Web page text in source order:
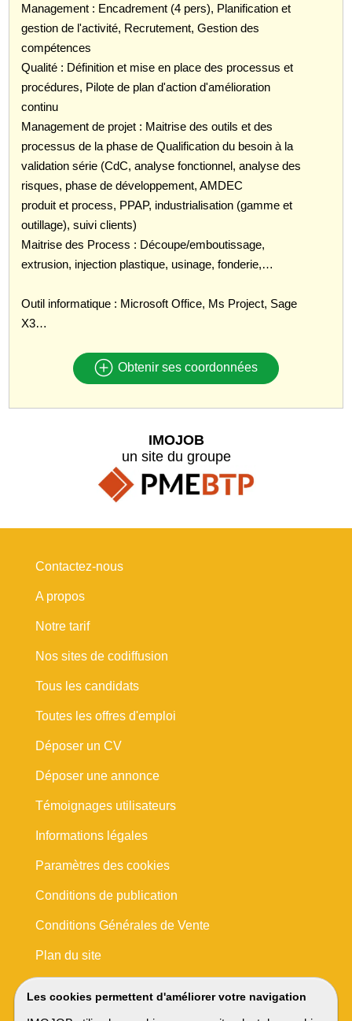
Management : Encadrement (4 pers), Planification et
gestion de l'activité, Recrutement, Gestion des
compétences
Qualité : Définition et mise en place des processus et
procédures, Pilote de plan d'action d'amélioration
continu
Management de projet : Maitrise des outils et des
processus de la phase de Qualification du besoin à la
validation série (CdC, analyse fonctionnel, analyse des
risques, phase de développement, AMDEC
produit et process, PPAP, industrialisation (gamme et
outillage), suivi clients)
Maitrise des Process : Découpe/emboutissage,
extrusion, injection plastique, usinage, fonderie,…
Outil informatique : Microsoft Office, Ms Project, Sage
X3…
Obtenir ses coordonnées
Les cookies permettent d'améliorer votre navigation
IMOJOB
un site du groupe
Contactez-nous
A propos
Notre tarif
Nos sites de codiffusion
Tous les candidats
Toutes les offres d'emploi
Déposer un CV
Déposer une annonce
Témoignages utilisateurs
Informations légales
Paramètres des cookies
Conditions de publication
Conditions Générales de Vente
Plan du site